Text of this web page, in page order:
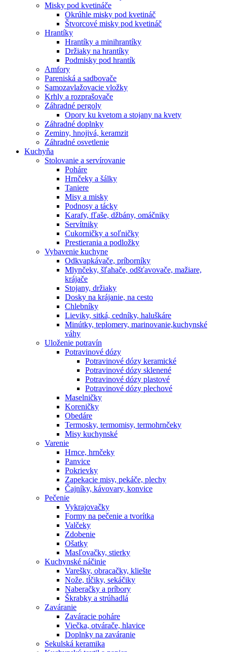
Misky pod kvetináče
Okrúhle misky pod kvetináč
Štvorcové misky pod kvetináč
Hrantíky
Hrantíky a minihrantíky
Držiaky na hrantíky
Podmisky pod hrantík
Amfory
Pareniská a sadbovače
Samozavlažovacie vložky
Krhly a rozprašovače
Záhradné pergoly
Opory ku kvetom a stojany na kvety
Záhradné doplnky
Zeminy, hnojivá, keramzit
Záhradné osvetlenie
Kuchyňa
Stolovanie a servírovanie
Poháre
Hrnčeky a šálky
Taniere
Misy a misky
Podnosy a tácky
Karafy, fľaše, džbány, omáčniky
Servítniky
Cukorničky a soľničky
Prestierania a podložky
Vybavenie kuchyne
Odkvapkávače, príborníky
Mlynčeky, šľahače, odšťavovače, mažiare,
krájače
Stojany, držiaky
Dosky na krájanie, na cesto
Chlebníky
Lieviky, sitká, cedníky, haluškáre
Minútky, teplomery, marinovanie,kuchynské
váhy
Uloženie potravín
Potravinové dózy
Potravinové dózy keramické
Potravinové dózy sklenené
Potravinové dózy plastové
Potravinové dózy plechové
Maselničky
Koreničky
Obedáre
Termosky, termomisy, termohrnčeky
Misy kuchynské
Varenie
Hrnce, hrnčeky
Panvice
Pokrievky
Zapekacie misy, pekáče, plechy
Čajníky, kávovary, konvice
Pečenie
Vykrajovačky
Formy na pečenie a tvorítka
Valčeky
Zdobenie
Ošatky
Masľovačky, stierky
Kuchynské náčinie
Varešky, obracačky, kliešte
Nože, tĺčiky, sekáčiky
Naberačky a príbory
Škrabky a strúhadlá
Zaváranie
Zaváracie poháre
Viečka, otvárače, hlavice
Doplnky na zaváranie
Sekulská keramika